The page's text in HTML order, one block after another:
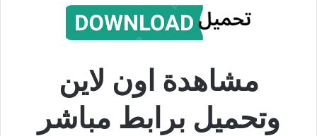
مشاهدة اون لاين
وتحميل برابط مباشر